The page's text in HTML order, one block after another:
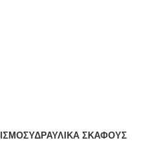
ΥΔΡΑΥΛΙΚΆ ΣΚΆΦΟΥΣ